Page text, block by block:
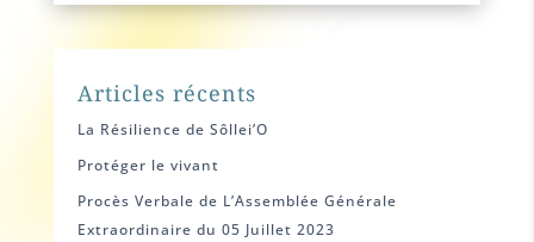
Articles récents
La Résilience de Sôllei’O
Protéger le vivant
Procès Verbale de L’Assemblée Générale
Extraordinaire du 05 Juillet 2023